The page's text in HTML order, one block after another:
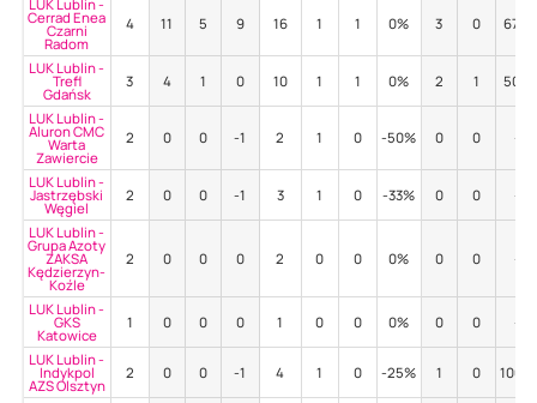
LUK Lublin -
Cerrad Enea
Czarni
Radom
4 11 5 9 16 1 1 0% 3 0 67%
LUK Lublin -
Trefl
Gdańsk
3 4 1 0 10 1 1 0% 2 1 50%
LUK Lublin -
Aluron CMC
Warta
Zawiercie
2 0 0 -1 2 1 0 -50% 0 0 -
LUK Lublin -
Jastrzębski
Węgiel
2 0 0 -1 3 1 0 -33% 0 0 -
LUK Lublin -
Grupa Azoty
ZAKSA
Kędzierzyn-
Koźle
2 0 0 0 2 0 0 0% 0 0 -
LUK Lublin -
GKS
Katowice
1 0 0 0 1 0 0 0% 0 0 -
LUK Lublin -
Indykpol
AZS Olsztyn
2 0 0 -1 4 1 0 -25% 1 0 100%